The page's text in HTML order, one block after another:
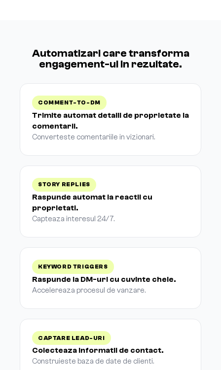
Automatizari care transforma
engagement-ul in rezultate.
COMMENT-TO-DM
Trimite automat detalii de proprietate la
comentarii.
Converteste comentariile in vizionari.
STORY REPLIES
Raspunde automat la reactii cu
proprietati.
Capteaza interesul 24/7.
KEYWORD TRIGGERS
Raspunde la DM-uri cu cuvinte cheie.
Accelereaza procesul de vanzare.
CAPTARE LEAD-URI
Colecteaza informatii de contact.
Construieste baza de date de clienti.